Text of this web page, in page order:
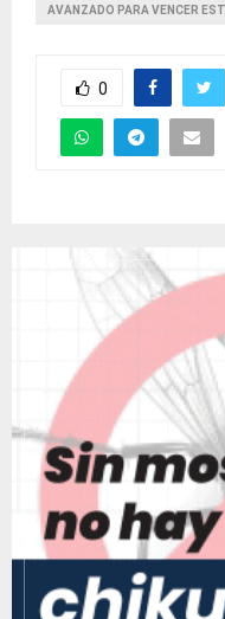
AVANZADO PARA VENCER
0